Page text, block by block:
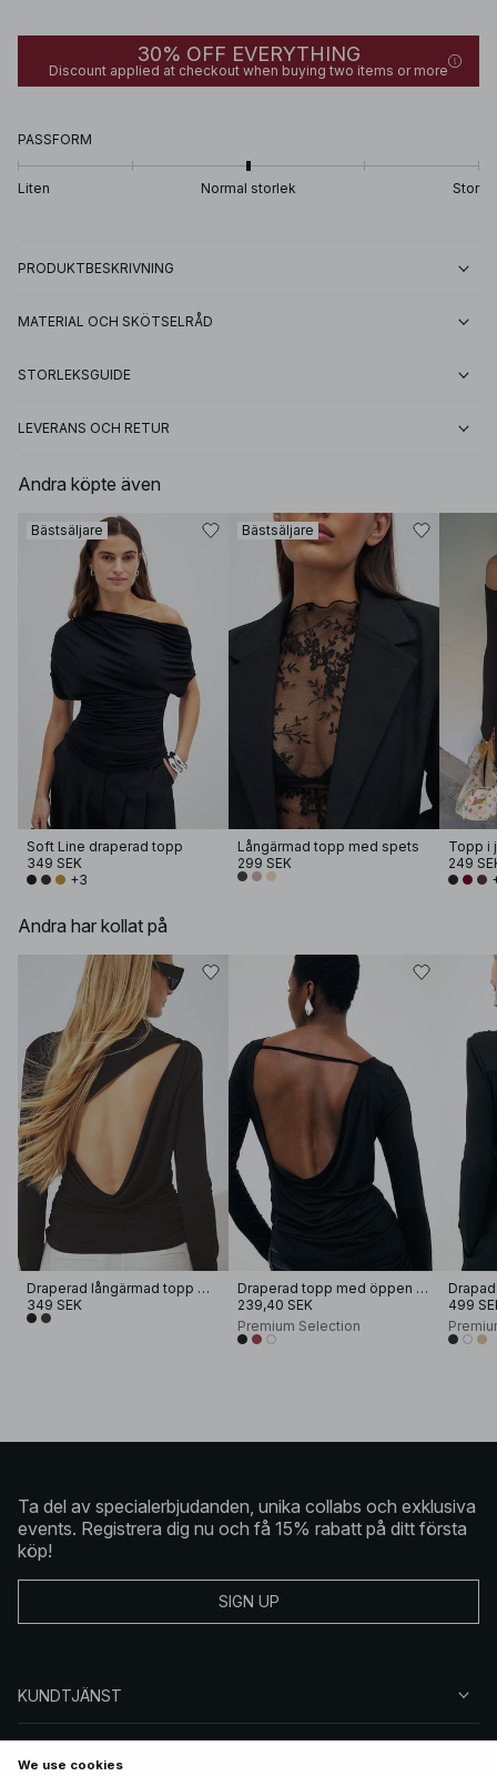
30% OFF EVERYTHING
Discount applied at checkout when buying two items or more
PASSFORM
Liten Normal storlek Stor
PRODUKTBESKRIVNING
MATERIAL OCH SKÖTSELRÅD
STORLEKSGUIDE
LEVERANS OCH RETUR
Andra köpte även
Bästsäljare
Soft Line draperad topp
349 SEK
+3
Bästsäljare
Långärmad topp med spets
299 SEK
Topp i
249
Andra har kollat på
Draperad långärmad topp med utskärning
349 SEK
Draperad topp med öppen rygg
239,40 SEK
Premium Selection
499
Ta del av specialerbjudanden, unika collabs och exklusiva
events. Registrera dig nu och få 15% rabatt på ditt första
köp!
SIGN UP
KUNDTJÄNST